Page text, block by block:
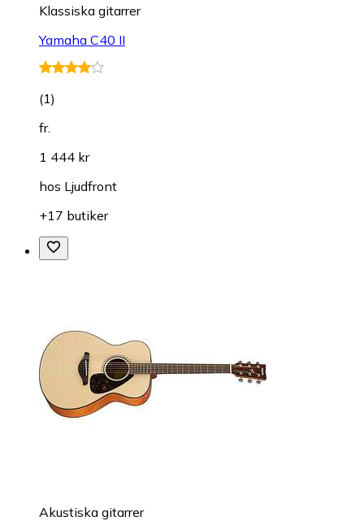
Klas­sis­ka gi­tar­rer
Yamaha C40 II
(1)
fr.
1 444 kr
hos Ljudfront
+17 butiker
Akustiska gitarrer